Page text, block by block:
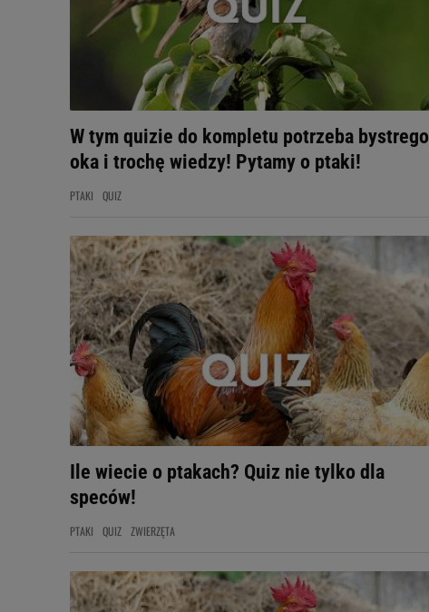
W tym quizie do kompletu potrzeba bystrego
oka i trochę wiedzy! Pytamy o ptaki!
PTAKI QUIZ
Ile wiecie o ptakach? Quiz nie tylko dla
speców!
PTAKI QUIZ ZWIERZĘTA